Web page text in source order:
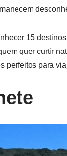
15
quer curtir
perfeitos para